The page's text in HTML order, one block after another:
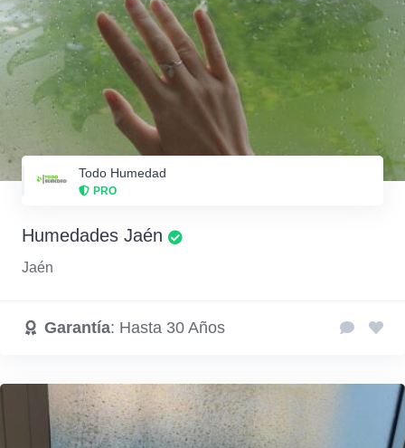
Todo Humedad
PRO
Humedades Jaén
Jaén
Garantía: Hasta 30 Años